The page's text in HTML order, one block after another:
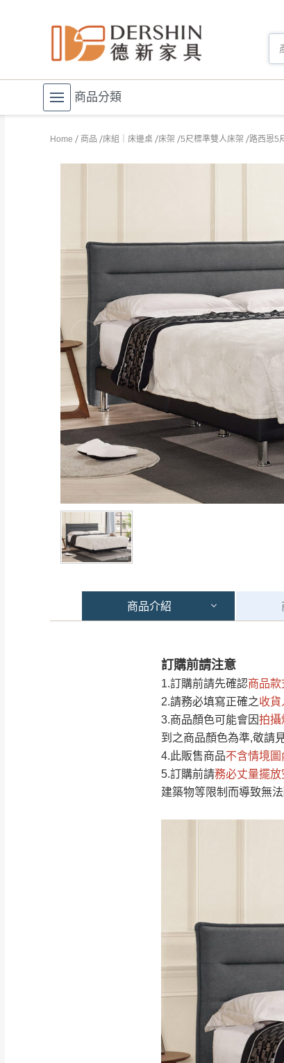
商品分類
Home 商品 床組｜床邊桌 床架 5尺標準雙人床架 路西恩5
商品介紹
訂購前請注意
1.訂購前請先確認商品
2.請務必填寫正確之收
3.商品顏色可能會因拍攝
到之商品顏色為準,敬請
4.此販售商品不含情境
5.訂購前請務必丈量擺
建築物等限制而導致無
運送地
桃園
新北
基隆
注意事項：
由於品項
認商品是
若商品價格或
接單後二
（線上客
下單前先
運送範圍
苗栗至基
保護物流
因大型傢
會再與您
由於百貨
發票寄送：
(0)筆